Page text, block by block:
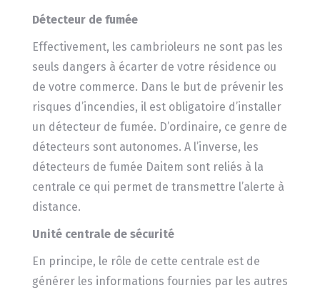
Détecteur de fumée
Effectivement, les cambrioleurs ne sont pas les
seuls dangers à écarter de votre résidence ou
de votre commerce. Dans le but de prévenir les
risques d’incendies, il est obligatoire d’installer
un détecteur de fumée. D’ordinaire, ce genre de
détecteurs sont autonomes. A l’inverse, les
détecteurs de fumée Daitem sont reliés à la
centrale ce qui permet de transmettre l’alerte à
distance.
Unité centrale de sécurité
En principe, le rôle de cette centrale est de
générer les informations fournies par les autres